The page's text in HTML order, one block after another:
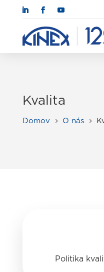
Kvalita
Domov 5 O nás 5
Politika